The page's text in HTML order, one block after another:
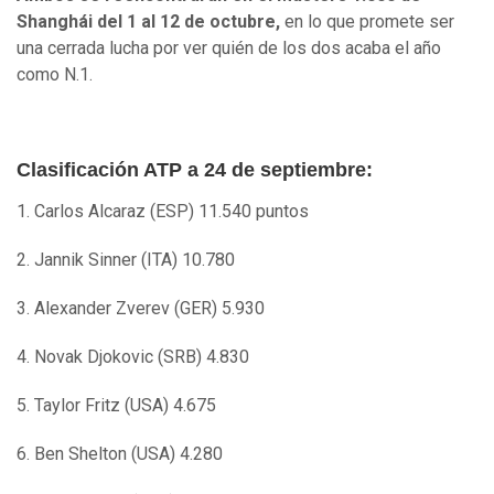
Shanghái del 1 al 12 de octubre, en lo que promete ser
una cerrada lucha por ver quién de los dos acaba el año
como N.1.
Clasificación ATP a 24 de septiembre:
1. Carlos Alcaraz (ESP) 11.540 puntos
2. Jannik Sinner (ITA) 10.780
3. Alexander Zverev (GER) 5.930
4. Novak Djokovic (SRB) 4.830
5. Taylor Fritz (USA) 4.675
6. Ben Shelton (USA) 4.280